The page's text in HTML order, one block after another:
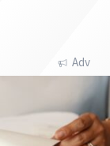
Adv